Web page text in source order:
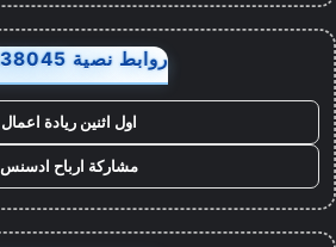
روابط نصية AA38045
اول اثنين ريادة اعمال
مشاركة ارباح ادسنس